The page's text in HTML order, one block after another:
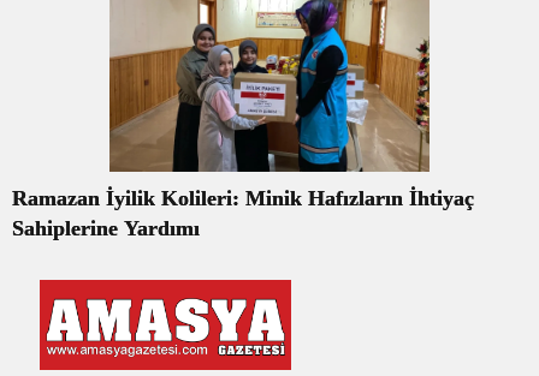
Ramazan İyilik Kolileri: Minik Hafızların İhtiyaç
Sahiplerine Yardımı